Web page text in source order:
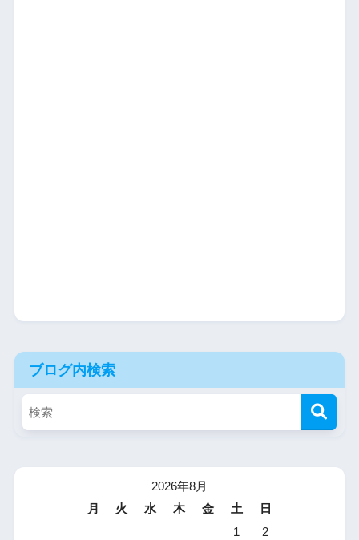
ブログ内検索
2026年8月
月
火 水 木 金 土
日
1
2